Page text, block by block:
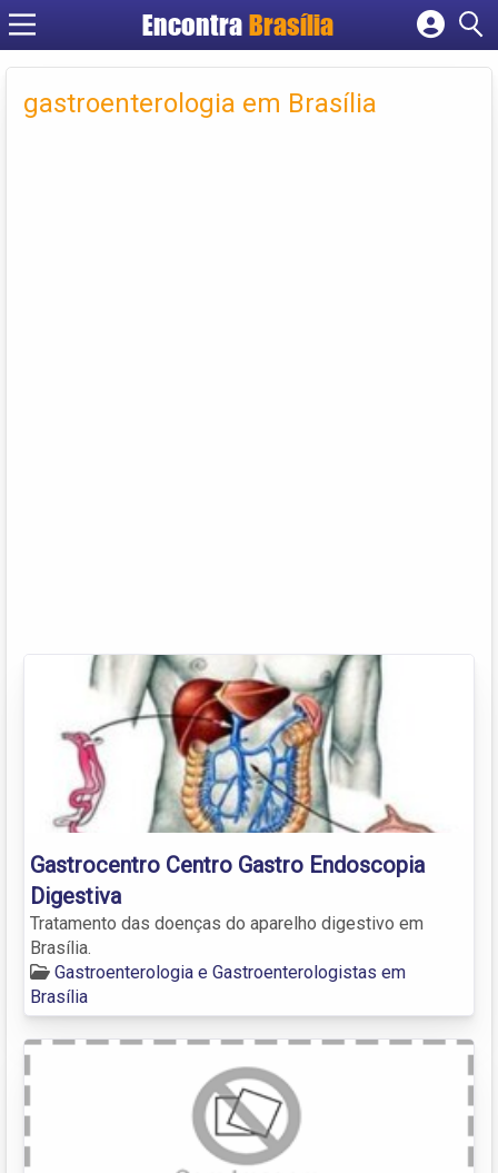
EncontraBrasília
Cadastrar empresa
Criar conta
gastroenterologia em Brasília
Gastrocentro Centro Gastro Endoscopia
Digestiva
Tratamento das doenças do aparelho digestivo em
Brasília.
Gastroenterologia e Gastroenterologistas em
Brasília